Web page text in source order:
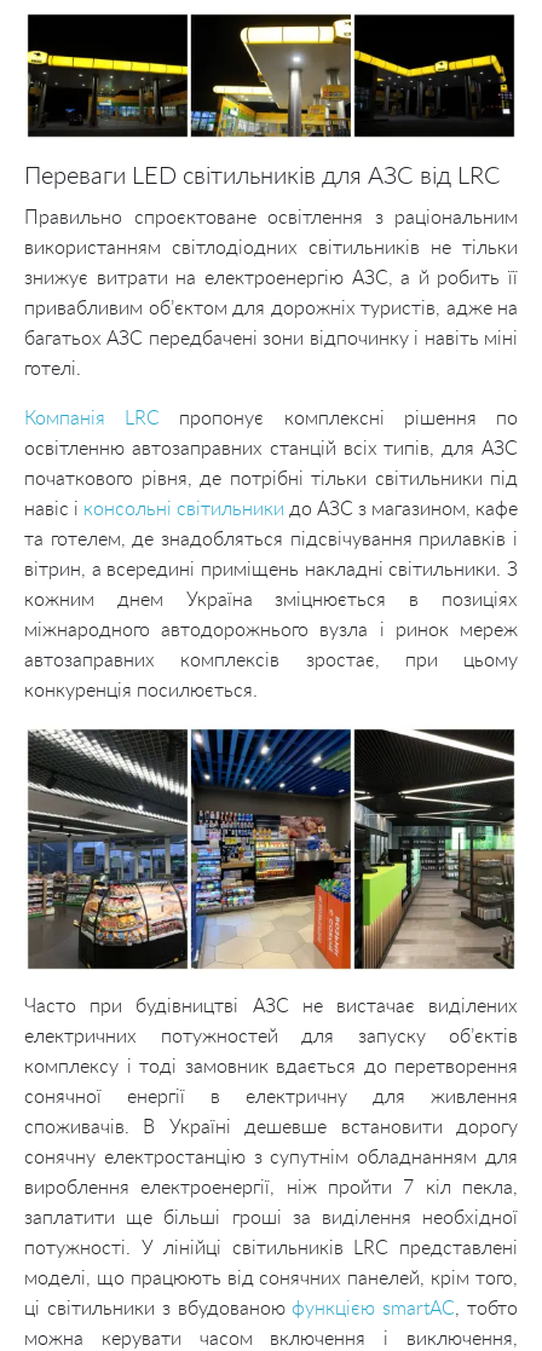
Переваги LED світильників для АЗС від LRC
Правильно спроєктоване освітлення з раціональним
використанням світлодіодних світильників не тільки
знижує витрати на електроенергію АЗС, а й робить її
привабливим об’єктом для дорожніх туристів, адже на
багатьох АЗС передбачені зони відпочинку і навіть міні
готелі.
Компанія LRC пропонує комплексні рішення по
освітленню автозаправних станцій всіх типів, для АЗС
початкового рівня, де потрібні тільки світильники під
навіс і консольні світильники до АЗС з магазином, кафе
та готелем, де знадобляться підсвічування прилавків і
вітрин, а всередині приміщень накладні світильники. З
кожним днем ​​Україна зміцнюється в позиціях
міжнародного автодорожнього вузла і ринок мереж
автозаправних комплексів зростає, при цьому
конкуренція посилюється.
Часто при будівництві АЗС не вистачає виділених
електричних потужностей для запуску об’єктів
комплексу і тоді замовник вдається до перетворення
сонячної енергії в електричну для живлення
споживачів. В Україні дешевше встановити дорогу
сонячну електростанцію з супутнім обладнанням для
вироблення електроенергії, ніж пройти 7 кіл пекла,
заплатити ще більші гроші за виділення необхідної
потужності. У лінійці світильників LRC представлені
моделі, що працюють від сонячних панелей, крім того,
ці світильники з вбудованоюфункцією smartAC, тобто
можна керувати часом включення і виключення,